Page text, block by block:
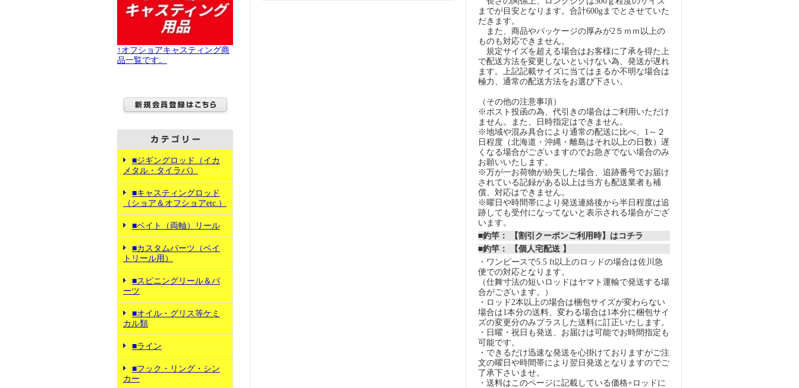
↑オフショアキャスティング商
品一覧です。
■ジギングロッド（イカ
メタル・タイラバ）
■キャスティングロッド
（ショア＆オフショアetc.）
■ベイト（両軸）リール
■カスタムパーツ（ベイ
トリール用）
■スピニングリール＆パ
ーツ
■オイル・グリス等ケミ
カル類
■ライン
■フック・リング・シン
カー
までが目安となります。合計600gまでとさせていた
だきます。
また、商品やパッケージの厚みが2５ｍｍ以上の
ものも対応できません。
規定サイズを超える場合はお客様に了承を得た上
で配送方法を変更しないといけない為、発送が遅れ
ます。上記記載サイズに当てはまるか不明な場合は
極力、通常の配送方法をお選び下さい。
（その他の注意事項）
※ポスト投函の為、代引きの場合はご利用いただけ
ません。また、日時指定はできません。
※地域や混み具合により通常の配送に比べ、1～２
日程度（北海道・沖縄・離島はそれ以上の日数）遅
くなる場合がございますのでお急ぎでない場合のみ
お願いいたします。
※万が一お荷物が紛失した場合、追跡番号でお届け
されている記録がある以上は当方も配送業者も補
償、対応はできません。
※曜日や時間帯により発送連絡後から半日程度は追
跡しても受付になってないと表示される場合がござ
います。
■釣竿： 【割引クーポンご利用時】はコチラ
■釣竿： 【個人宅配送 】
・ワンピースで5.5 ft以上のロッドの場合は佐川急
便での対応となります。
（仕舞寸法の短いロッドはヤマト運輸で発送する場
合がございます。）
・ロッド2本以上の場合は梱包サイズが変わらない
場合は1本分の送料、変わる場合は1本分に梱包サイ
ズの変更分のみプラスした送料に訂正いたします。
・日曜・祝日も発送、お届けは可能でお時間指定も
可能です。
・できるだけ迅速な発送を心掛けておりますがご注
文の曜日や時間帯により翌日発送となりますのでご
了承下さいませ。
・送料はこのページに記載している価格+ロッドに